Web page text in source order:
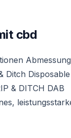
cbd
Ditch Disposable
& DITCH DAB